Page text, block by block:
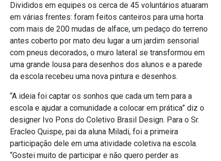
Divididos em equipes os cerca de 45 voluntários atuaram
em várias frentes: foram feitos canteiros para uma horta
com mais de 200 mudas de alface, um pedaço do terreno
antes coberto por mato deu lugar a um jardim sensorial
com pneus decorados, o muro lateral se transformou em
uma grande lousa para desenhos dos alunos e a parede
da escola recebeu uma nova pintura e desenhos.
“A ideia foi captar os sonhos que cada um tem para a
escola e ajudar a comunidade a colocar em prática” diz o
designer Ivo Pons do Coletivo Brasil Design. Para o Sr.
Eracleo Quispe, pai da aluna Miladi, foi a primeira
participação dele em uma atividade coletiva na escola.
“Gostei muito de participar e não quero perder as